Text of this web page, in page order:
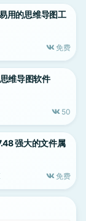
用的思维导图工
免费
维导图软件
50
强大的文件属
免费